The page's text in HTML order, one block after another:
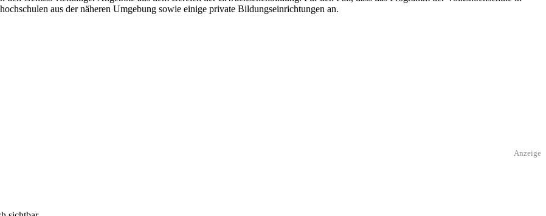
aus der näheren Umgebung sowie einige private Bildungseinrichtungen an.
Anzeige